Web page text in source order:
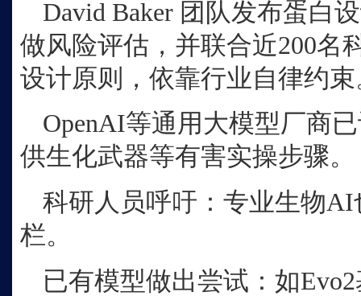
David Baker 团队发布蛋白
做风险评估，并联合近200名
设计原则，依靠行业自律约束
OpenAI等通用大模型厂商
供生化武器等有害实操步骤。
科研人员呼吁：专业生物AI
栏。
已有模型做出尝试：如